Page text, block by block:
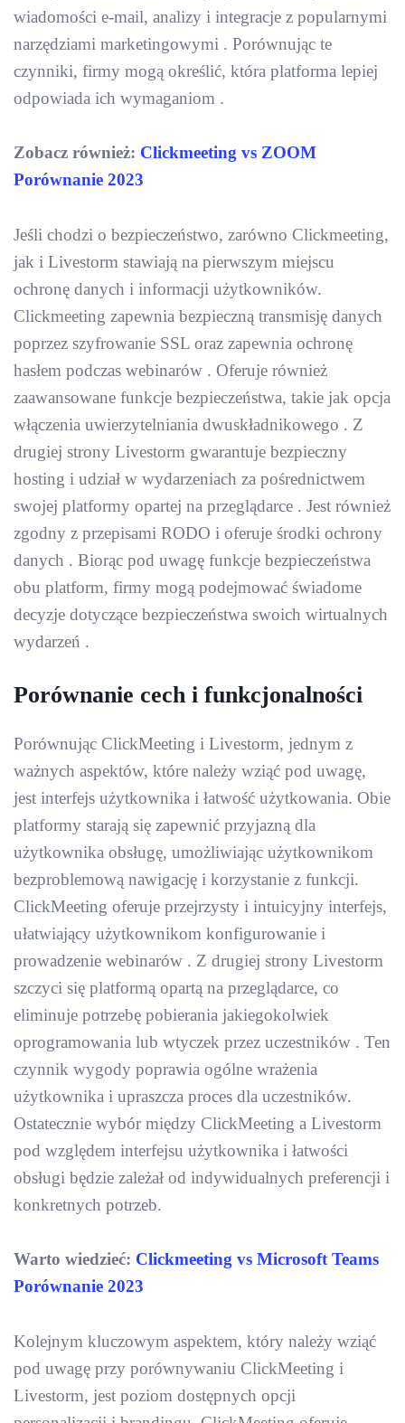
wiadomości e-mail, analizy i integracje z popularnymi
narzędziami marketingowymi . Porównując te
czynniki, firmy mogą określić, która platforma lepiej
odpowiada ich wymaganiom .
Zobacz również: Clickmeeting vs ZOOM
Porównanie 2023
Jeśli chodzi o bezpieczeństwo, zarówno Clickmeeting,
jak i Livestorm stawiają na pierwszym miejscu
ochronę danych i informacji użytkowników.
Clickmeeting zapewnia bezpieczną transmisję danych
poprzez szyfrowanie SSL oraz zapewnia ochronę
hasłem podczas webinarów . Oferuje również
zaawansowane funkcje bezpieczeństwa, takie jak opcja
włączenia uwierzytelniania dwuskładnikowego . Z
drugiej strony Livestorm gwarantuje bezpieczny
hosting i udział w wydarzeniach za pośrednictwem
swojej platformy opartej na przeglądarce . Jest również
zgodny z przepisami RODO i oferuje środki ochrony
danych . Biorąc pod uwagę funkcje bezpieczeństwa
obu platform, firmy mogą podejmować świadome
decyzje dotyczące bezpieczeństwa swoich wirtualnych
wydarzeń .
Porównanie cech i funkcjonalności
Porównując ClickMeeting i Livestorm, jednym z
ważnych aspektów, które należy wziąć pod uwagę,
jest interfejs użytkownika i łatwość użytkowania. Obie
platformy starają się zapewnić przyjazną dla
użytkownika obsługę, umożliwiając użytkownikom
bezproblemową nawigację i korzystanie z funkcji.
ClickMeeting oferuje przejrzysty i intuicyjny interfejs,
ułatwiający użytkownikom konfigurowanie i
prowadzenie webinarów . Z drugiej strony Livestorm
szczyci się platformą opartą na przeglądarce, co
eliminuje potrzebę pobierania jakiegokolwiek
oprogramowania lub wtyczek przez uczestników . Ten
czynnik wygody poprawia ogólne wrażenia
użytkownika i upraszcza proces dla uczestników.
Ostatecznie wybór między ClickMeeting a Livestorm
pod względem interfejsu użytkownika i łatwości
obsługi będzie zależał od indywidualnych preferencji i
konkretnych potrzeb.
Warto wiedzieć: Clickmeeting vs Microsoft Teams
Porównanie 2023
Kolejnym kluczowym aspektem, który należy wziąć
pod uwagę przy porównywaniu ClickMeeting i
Livestorm, jest poziom dostępnych opcji